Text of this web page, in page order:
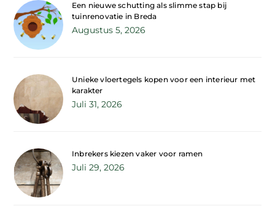
Een nieuwe schutting als slimme stap bij
tuinrenovatie in Breda
Augustus 5, 2026
Unieke vloertegels kopen voor een interieur met
karakter
Juli 31, 2026
Inbrekers kiezen vaker voor ramen
Juli 29, 2026